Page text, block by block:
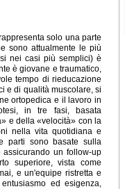
solo una parte
sono attualmente le più
nei casi più semplici) è
è giovane e traumatico,
tempo di rieducazione
e di qualità muscolare, si
ortopedica e il lavoro in
in tre fasi, basata
e della «velocità» con la
nella vita quotidiana e
parti sono basate sulla
un follow-up
superiore, vista come
e un'equipe ristretta e
ed esigenza,